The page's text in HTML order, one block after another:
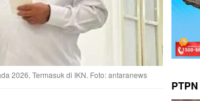
2026, Termasuk di IKN. Foto: antaranews